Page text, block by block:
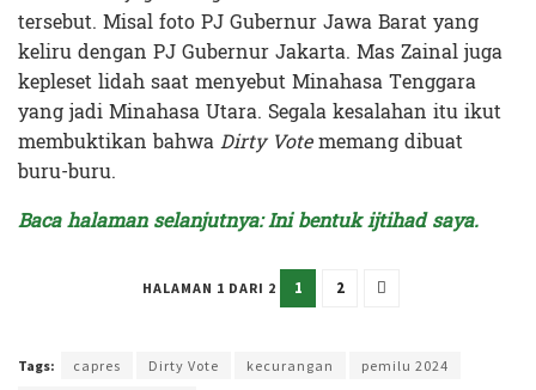
tersebut. Misal foto PJ Gubernur Jawa Barat yang
keliru dengan PJ Gubernur Jakarta. Mas Zainal juga
kepleset lidah saat menyebut Minahasa Tenggara
yang jadi Minahasa Utara. Segala kesalahan itu ikut
membuktikan bahwaDirty Votememang dibuat
buru-buru.
Baca halaman selanjutnya: Ini bentuk ijtihad saya.
HALAMAN 1 DARI 2 1 2
Tags: capres Dirty Vote kecurangan
pemilu 2024